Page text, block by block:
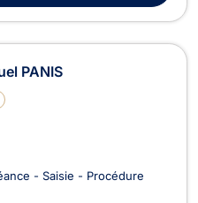
PANIS
- Saisie - Procédure